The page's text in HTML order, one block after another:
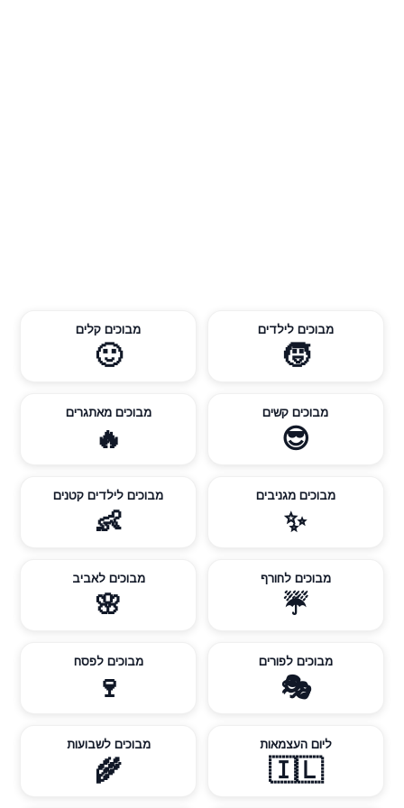
מבוכים לילדים
🧒
מבוכים קלים
🙂
מבוכים קשים
😎
מבוכים מאתגרים
🔥
מבוכים מגניבים
✨
מבוכים לילדים קטנים
👶
מבוכים לחורף
☔
מבוכים לאביב
🌸
מבוכים לפורים
🎭
מבוכים לפסח
🍷
ליום העצמאות
🇮🇱
מבוכים לשבועות
🌾